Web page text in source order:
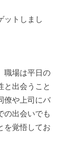
ットしまし
職場は平日の
と出会うこと
僚や上司にバ
の出会いでも
を覚悟してお